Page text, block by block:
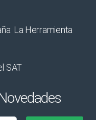
La Herramienta
SAT